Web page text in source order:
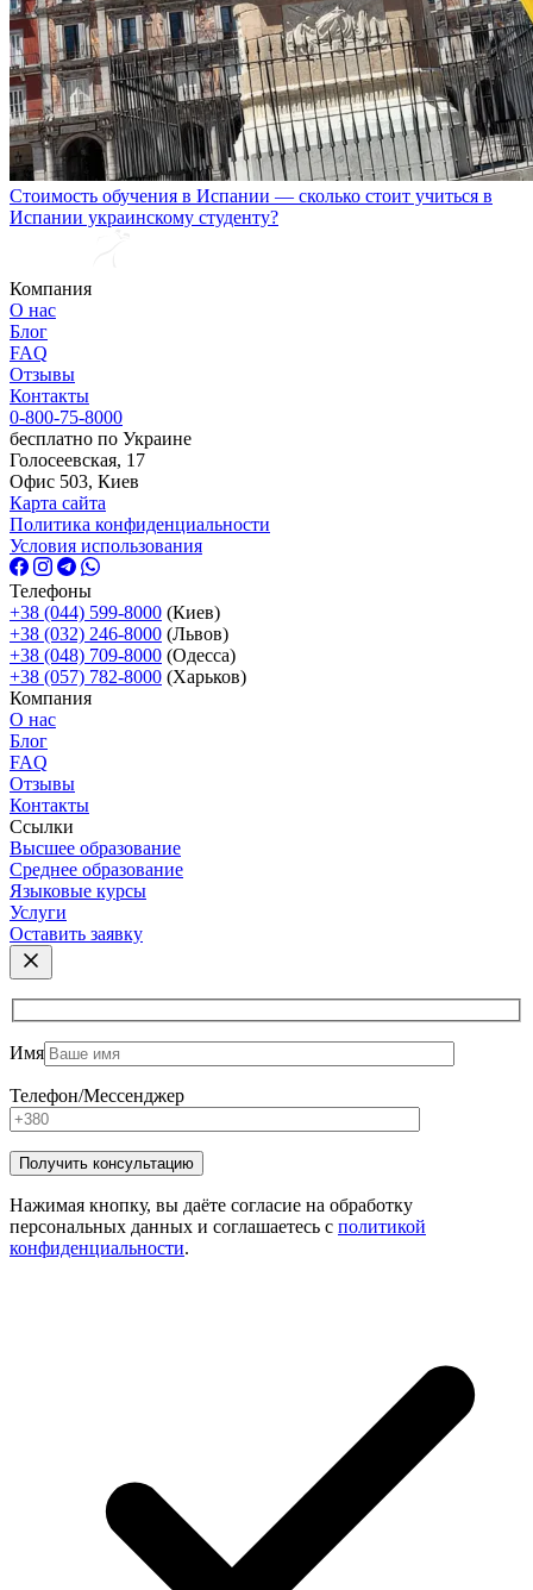
Стоимость обучения в Испании — сколько стоит учиться в
Испании украинскому студенту?
Компания
О нас
Блог
FAQ
Отзывы
Контакты
0-800-75-8000
бесплатно по Украине
Голосеевская, 17
Офис 503, Киев
Карта сайта
Политика конфиденциальности
Условия использования
Телефоны
+38 (044) 599-8000 (Киев)
+38 (032) 246-8000 (Львов)
+38 (048) 709-8000 (Одесcа)
+38 (057) 782-8000 (Харьков)
Компания
О нас
Блог
FAQ
Отзывы
Контакты
Ссылки
Высшее образование
Среднее образование
Языковые курсы
Услуги
Оставить заявку
Имя
Телефон/Мессенджер
Нажимая кнопку, вы даёте согласие на обработку
персональных данных и соглашаетесь с политикой
конфиденциальности.